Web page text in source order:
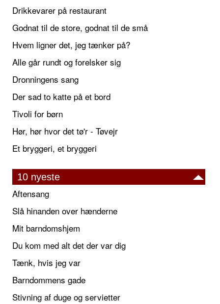
Drikkevarer på restaurant
Godnat til de store, godnat til de små
Hvem ligner det, jeg tænker på?
Alle går rundt og forelsker sig
Dronningens sang
Der sad to katte på et bord
Tivoli for børn
Hør, hør hvor det tø'r - Tøvejr
Et bryggeri, et bryggeri
10 nyeste
Aftensang
Slå hinanden over hænderne
Mit barndomshjem
Du kom med alt det der var dig
Tænk, hvis jeg var
Barndommens gade
Stivning af duge og servietter